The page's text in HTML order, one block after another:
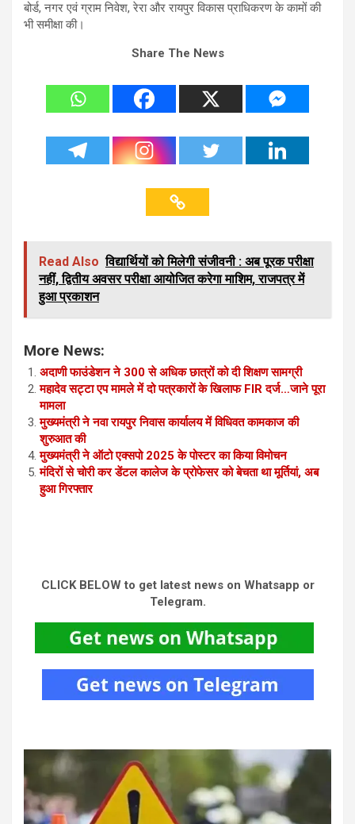
बोर्ड, नगर एवं ग्राम निवेश, रेरा और रायपुर विकास प्राधिकरण के कामों की
भी समीक्षा की।
Share The News
Read Also विद्यार्थियों को मिलेगी संजीवनी : अब पूरक परीक्षा
नहीं, द्वितीय अवसर परीक्षा आयोजित करेगा माशिम, राजपत्र में
हुआ प्रकाशन
More News:
अदाणी फाउंडेशन ने 300 से अधिक छात्रों को दी शिक्षण सामग्री
महादेव सट्टा एप मामले में दो पत्रकारों के खिलाफ FIR दर्ज…जाने पूरा
मामला
मुख्यमंत्री ने नवा रायपुर निवास कार्यालय में विधिवत कामकाज की
शुरुआत की
मुख्यमंत्री ने ऑटो एक्सपो 2025 के पोस्टर का किया विमोचन
मंदिरों से चोरी कर डेंटल कालेज के प्रोफेसर को बेचता था मूर्तियां, अब
हुआ गिरफ्तार
CLICK BELOW to get latest news on Whatsapp or
Telegram.